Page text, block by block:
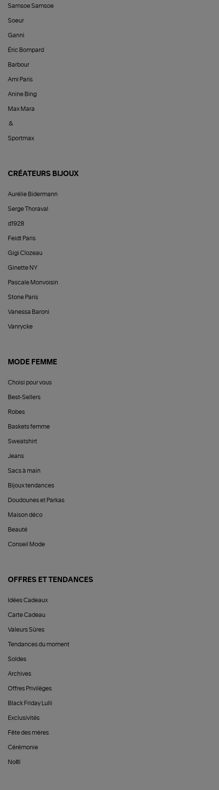
Samsoe Samsoe
Soeur
Ganni
Éric Bompard
Barbour
Ami Paris
Anine Bing
Max Mara
&
Sportmax
CRÉATEURS BIJOUX
Aurélie Bidermann
Serge Thoraval
d1928
Feidt Paris
Gigi Clozeau
Ginette NY
Pascale Monvoisin
Stone Paris
Vanessa Baroni
Vanrycke
MODE FEMME
Choisi pour vous
Best-Sellers
Robes
Baskets femme
Sweatshirt
Jeans
Sacs à main
Bijoux tendances
Doudounes et Parkas
Maison déco
Beauté
Conseil Mode
OFFRES ET TENDANCES
Idées Cadeaux
Carte Cadeau
Valeurs Sûres
Tendances du moment
Soldes
Archives
Offres Privilèges
Black Friday Lulli
Exclusivités
Fête des mères
Cérémonie
Noël